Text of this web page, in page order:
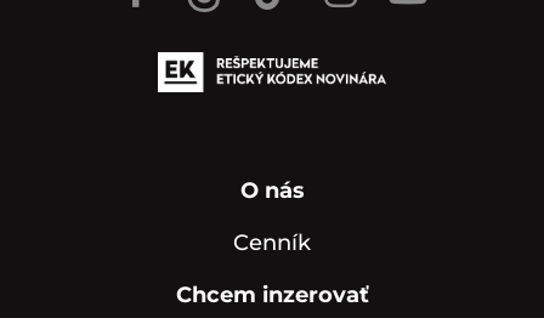
O nás
Cenník
Chcem inzerovať